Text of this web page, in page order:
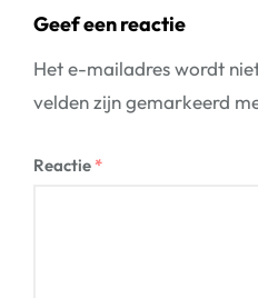
Geef een reactie
Het e-mailadres wordt
velden zijn gemarkeerd
Reactie *